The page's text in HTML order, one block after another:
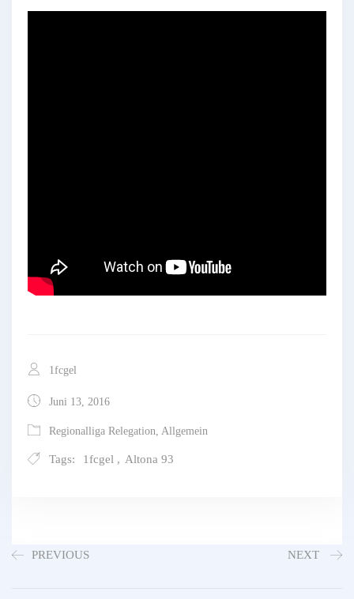
1fcgel
Juni 13, 2016
Regionalliga Relegation, Allgemein
Tags: 1fcgel , Altona 93
PREVIOUS NEXT